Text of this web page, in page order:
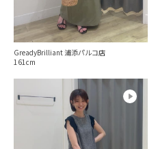
GreadyBrilliant 浦添パルコ店
161